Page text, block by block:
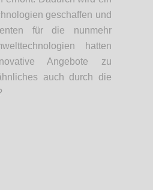
geschaffen und
für die nunmehr
hatten
Angebote zu
auch durch die